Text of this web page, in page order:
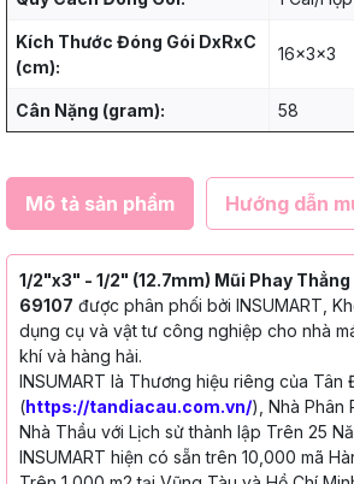
Kích Thước Đóng Gói DxRxC
(cm):
16x3x3
Cân Nặng (gram): 58
Mô tả sản phẩm Hướng dẫn
1/2"x3" - 1/2" (12.7mm) Mũi Phay
69107 được phân phối bởi INSUMART,
dụng cụ và vật tư công nghiệp cho nhà
khí và hàng hải.
INSUMART là Thương hiệu riêng của Tân
(https://tandiacau.com.vn/), Nhà Phân
Nhà Thầu với Lịch sử thành lập Trên 25
INSUMART hiện có sẵn trên 10,000 mã